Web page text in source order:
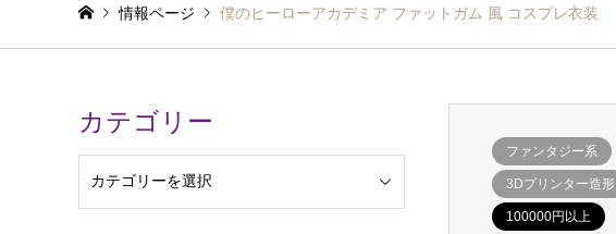
情報ページ 僕のヒーローアカデミア ファットガム 風 コスプレ衣装
ファンタジー系
3Dプリンター造形
100000円以上
カテゴリー